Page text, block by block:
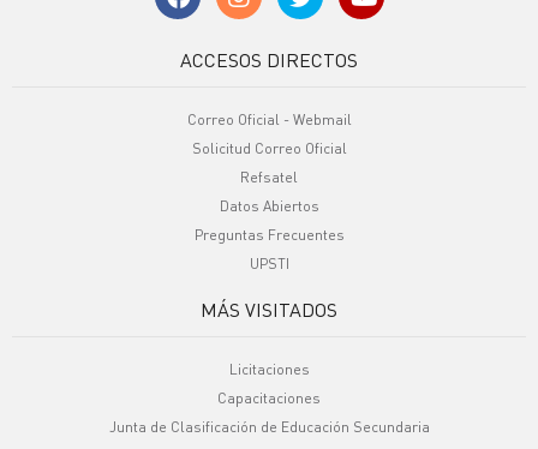
ACCESOS DIRECTOS
Correo Oficial - Webmail
Solicitud Correo Oficial
Refsatel
Datos Abiertos
Preguntas Frecuentes
UPSTI
MÁS VISITADOS
Licitaciones
Capacitaciones
Junta de Clasificación de Educación Secundaria